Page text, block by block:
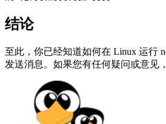
结论
至此，你已经知道如何在 Linux 运行
发送消息。如果您有任何疑问或意见